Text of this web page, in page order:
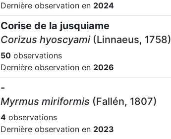
Dernière observation en 2024
Corise de la jusquiame
Corizus hyoscyami (Linnaeus, 1758)
50 observations
Dernière observation en 2026
-
Myrmus miriformis (Fallén, 1807)
4 observations
Dernière observation en 2023